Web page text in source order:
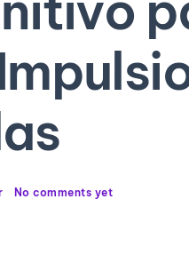
No comments yet